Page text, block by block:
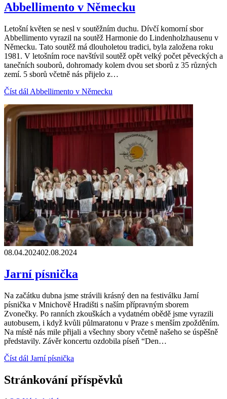
Abbellimento v Německu
Letošní květen se nesl v soutěžním duchu. Dívčí komorní sbor
Abbellimento vyrazil na soutěž Harmonie do Lindenholzhausenu v
Německu. Tato soutěž má dlouholetou tradici, byla založena roku
1981. V letošním roce navštívil soutěž opět velký počet pěveckých a
tanečních souborů, dohromady kolem dvou set sborů z 35 různých
zemí. 5 sborů včetně nás přijelo z…
Číst dál Abbellimento v Německu
08.04.202402.08.2024
Jarní písnička
Na začátku dubna jsme strávili krásný den na festiválku Jarní
písnička v Mnichově Hradišti s naším přípravným sborem
Zvonečky. Po ranních zkouškách a vydatném obědě jsme vyrazili
autobusem, i když kvůli půlmaratonu v Praze s menším zpožděním.
Na místě nás mile přijali a všechny sbory včetně našeho se úspěšně
představily. Závěr koncertu ozdobila píseň “Den…
Číst dál Jarní písnička
Stránkování příspěvků